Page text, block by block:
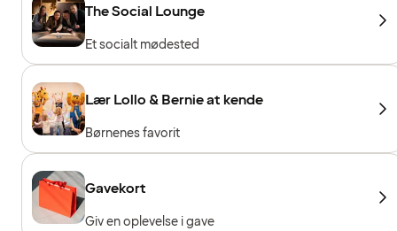
The Social Lounge
Et socialt mødested
Lær Lollo & Bernie at kende
Børnenes favorit
Gavekort
Giv en oplevelse i gave